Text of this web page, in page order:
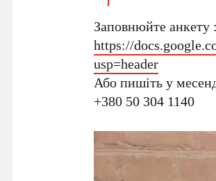
Заповнюйте анкету :
https://
usp=header
Або пишіть у
+380 50 304 1140